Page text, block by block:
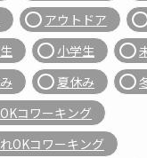
アウトドア
小学生
夏休み
コワーキング
OKコワーキング